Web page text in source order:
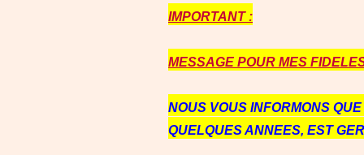
IMPORTANT :
MESSAGE POUR MES
NOUS VOUS INFORMONS QUE
QUELQUES ANNEES, EST